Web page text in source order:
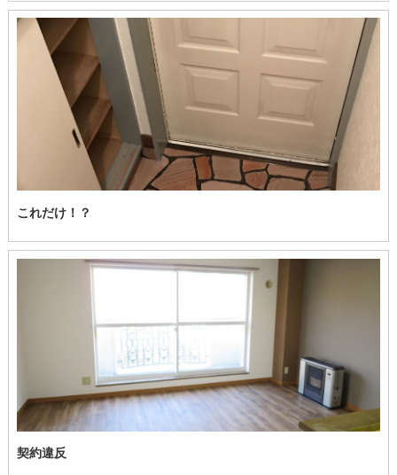
これだけ！？
契約違反